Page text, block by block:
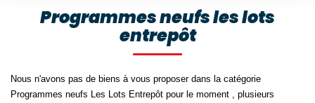
BIENS VENDUS
NOS AGENCES
Surface min Budget max
Programmes neufs les lots
entrepôt
Nous n'avons pas de biens à vous proposer dans la catégorie
Programmes neufs Les Lots Entrepôt pour le moment , plusieurs